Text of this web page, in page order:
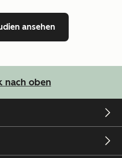
ansehen
nach oben